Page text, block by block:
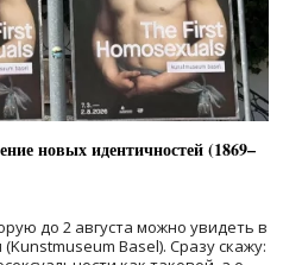
новых идентичностей (1869–
до 2 августа можно увидеть в
Basel). Сразу скажу: